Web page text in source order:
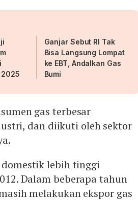
Ganjar Sebut RI Tak
Bisa Langsung Lompat
ke EBT, Andalkan Gas
Bumi
gas terbesar
dan diikuti oleh sektor
lebih tinggi
Dalam beberapa tahun
melakukan ekspor gas